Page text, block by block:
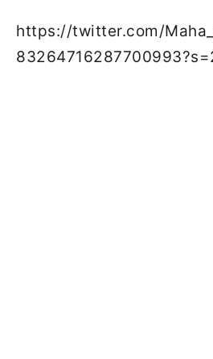
https://twitter.com/